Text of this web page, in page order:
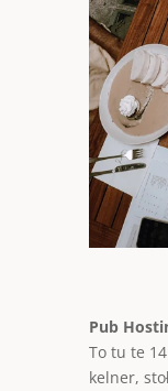
Pub
To tu te
kelner,